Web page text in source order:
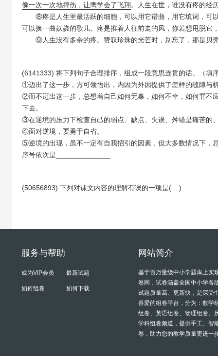
像一次一次地摔伤，让鹰学会了飞翔。人生在世，谁没有疼的经
⑧疼是人生里最活跃的细胞，可以用它谱曲，用它填词，可
可以换一曲妖娆的歌儿。疼是推着人往前走的风，你若想甩脱它
⑨人生没有多余的疼。赞叹珍珠的光芒时，别忘了，那是贝
(6141333) 将下列句子合理排序，组成一段意思连贯的话。（填
①迈出了这一步，方可领悟出，内因为外因提供了怎样的缝隙与
②而不迈出这一步，总想着自己如何无辜，如何不幸，如何罪不
下去。
③在逆境的压力下检查自己的弱点、缺点、失误、舛错是痛苦
④面对逆境，要勇于自省。
⑤逆境的出现，虽不一定有自我招引的因素，但大多数情况下，
序号依次是______________
(50656893) 下列对课文内容的理解有误的一项是( )
服务与帮助
成为VIP会员 最新试题
如何组卷 如何下载
网站简介
基于百万量级中小学题库上实
卷网，试卷涵盖全国中小学各
试题质量高、更新快，是深受
喜爱的组卷平台，分为：数学
组卷、英语组卷、物理组卷、
学科组卷频道，提供手工、智
卷，助力您的教学质量更进一